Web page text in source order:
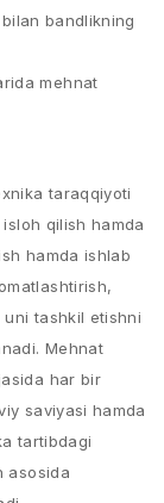
bilan bandlikning
mehnat
taraqqiyoti
qilish hamda
hamda ishlab
tashkil etishni
Mehnat
har bir
saviyasi hamda
tartibdagi
asosida